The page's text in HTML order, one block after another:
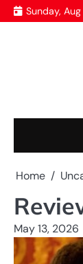
Skip
to
Sunday,
Home
May 13, 2026